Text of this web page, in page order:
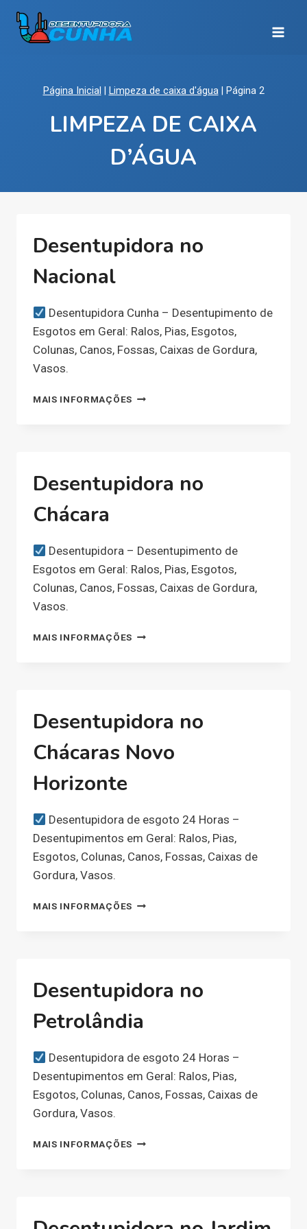
Pular
para
Página Inicial Limpeza de caixa d'água| Página 2
LIMPEZA DE CAIXA
D’ÁGUA
Desentupidora no
Nacional
Desentupidora Cunha – Desentupimento de
Esgotos em Geral: Ralos, Pias, Esgotos,
Colunas, Canos, Fossas, Caixas de Gordura,
Vasos.
MAIS INFORMAÇÕESDESENTUPIDORA
Desentupidora no
Chácara
Desentupidora – Desentupimento de
Esgotos em Geral: Ralos, Pias, Esgotos,
Colunas, Canos, Fossas, Caixas de Gordura,
Vasos.
MAIS INFORMAÇÕESDESENTUPIDORA
Desentupidora no
Chácaras Novo
Horizonte
Desentupidora de esgoto 24 Horas –
Desentupimentos em Geral: Ralos, Pias,
Esgotos, Colunas, Canos, Fossas, Caixas de
Gordura, Vasos.
MAIS INFORMAÇÕESDESENTUPIDORA
Desentupidora no
Petrolândia
Desentupidora de esgoto 24 Horas –
Desentupimentos em Geral: Ralos, Pias,
Esgotos, Colunas, Canos, Fossas, Caixas de
Gordura, Vasos.
MAIS INFORMAÇÕESDESENTUPIDORA